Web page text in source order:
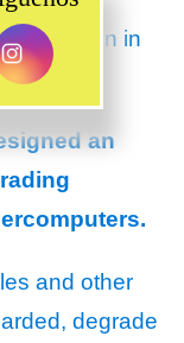
of action in
an
and other
degrade